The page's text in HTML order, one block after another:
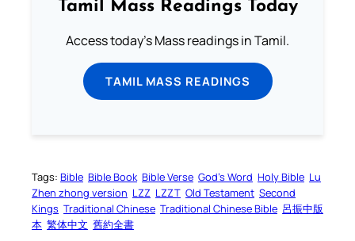
Tamil Mass Readings Today
Access today's Mass readings in Tamil.
TAMIL MASS READINGS
Tags: Bible Bible Book Bible Verse God’s Word Holy Bible Lu
Zhen zhong version LZZ LZZT Old Testament Second
Kings Traditional Chinese Traditional Chinese Bible 呂振中版
本 繁体中文 舊約全書